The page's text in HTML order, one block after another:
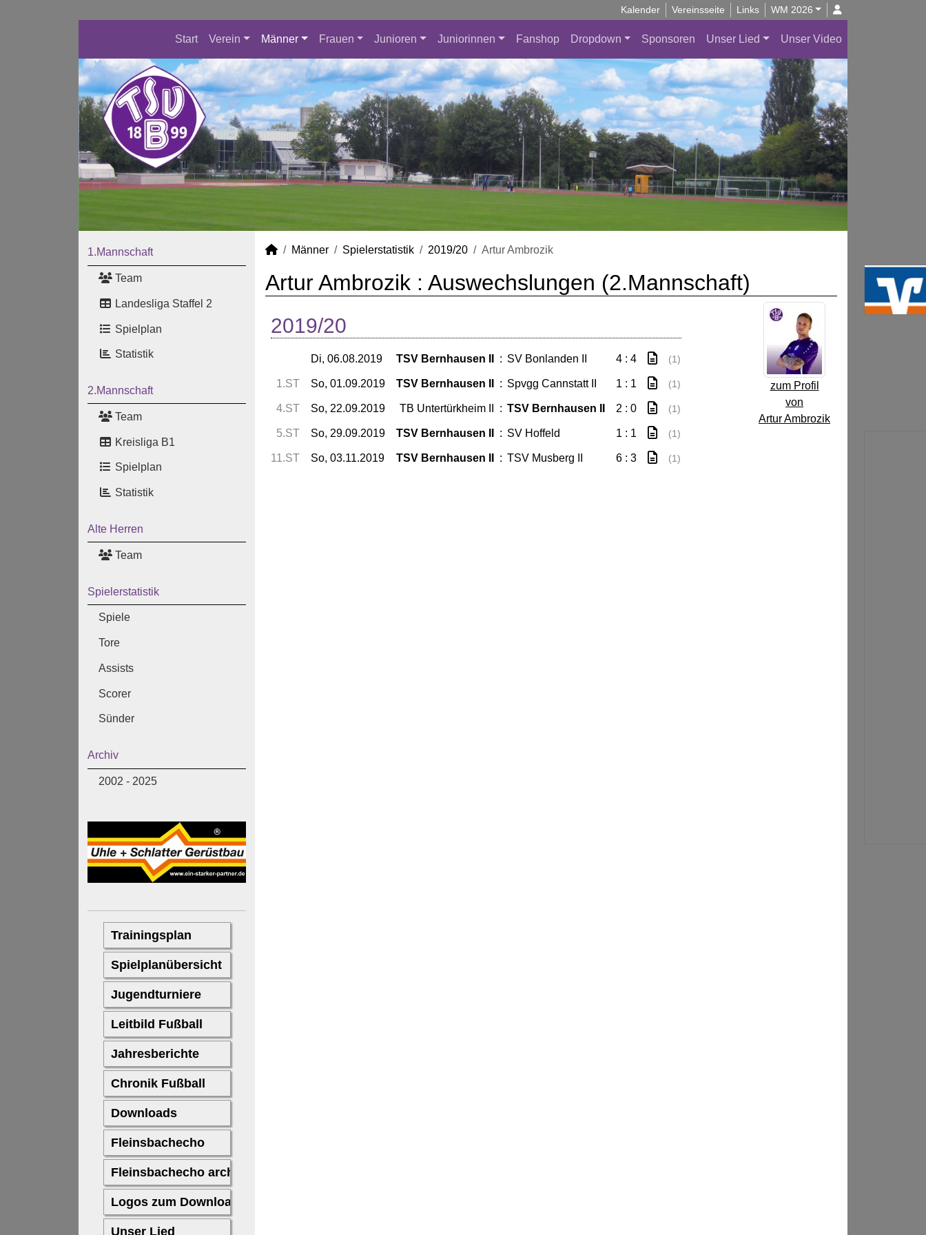
Kalender Vereinsseite Links WM 2026
Start Verein Männer Frauen Junioren Juniorinnen Fanshop Dropdown Sponsoren Unser Lied Unser Video
1.Mannschaft
Team
Landesliga Staffel 2
Spielplan
Statistik
2.Mannschaft
Team
Kreisliga B1
Spielplan
Statistik
Alte Herren
Team
Spielerstatistik
Spiele
Tore
Assists
Scorer
Sünder
Archiv
2002 - 2025
Männer Spielerstatistik 2019/20 Artur Ambrozik
Artur Ambrozik : Auswechslungen (2.Mannschaft)
zum Profil
von
Artur Ambrozik
2019/20
Di, 06.08.2019 TSV Bernhausen II : SV Bonlanden II 4 : 4 (1)
1.ST So, 01.09.2019 TSV Bernhausen II : Spvgg Cannstatt II 1 : 1 (1)
4.ST So, 22.09.2019 TB Untertürkheim II : TSV Bernhausen II 2 : 0 (1)
5.ST So, 29.09.2019 TSV Bernhausen II : SV Hoffeld 1 : 1 (1)
11.ST So, 03.11.2019 TSV Bernhausen II : TSV Musberg II 6 : 3 (1)